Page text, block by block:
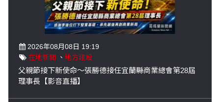
2026年08月08日 19:19
在地新聞
、 地方建設
父親節接下新使命～張勝德接任宜蘭縣商業總會第28屆
理事長【影音直播】